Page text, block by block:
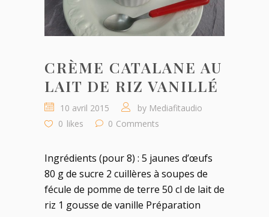
CRÈME CATALANE AU
LAIT DE RIZ VANILLÉ
10 avril 2015 by Mediafitaudio
0 likes 0 Comments
Ingrédients (pour 8) : 5 jaunes d’œufs
80 g de sucre 2 cuillères à soupes de
fécule de pomme de terre 50 cl de lait de
riz 1 gousse de vanille Préparation